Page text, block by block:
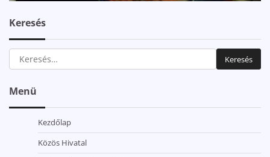
Keresés
Keresés:
Menü
Kezdőlap
Közös Hivatal